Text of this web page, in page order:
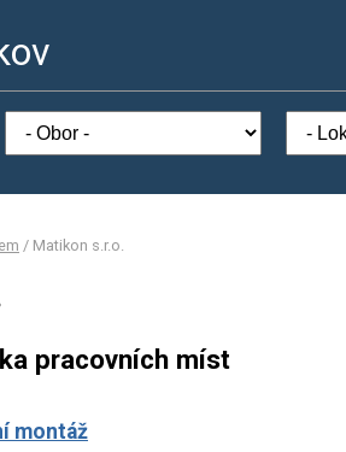
/ Matikon s.r.o.
pracovních míst
montáž